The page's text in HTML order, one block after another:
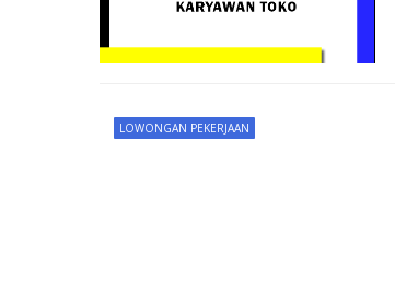
i
gLOWONGAN PEKERJAAN